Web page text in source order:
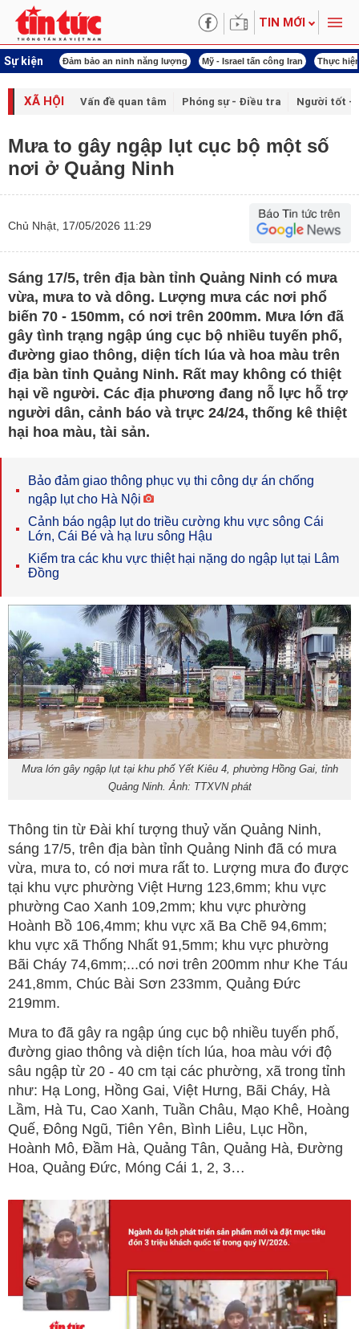
TIN MỚI
Sự kiện
khóa XVI Đảm bảo an ninh năng lượng Mỹ - Israel tấn công Iran Thực
XÃ HỘI Vấn đề quan tâm Phóng sự - Điều tra Người tốt -
Mưa to gây ngập lụt cục bộ một số
nơi ở Quảng Ninh
Chủ Nhật, 17/05/2026 11:29
Sáng 17/5, trên địa bàn tỉnh Quảng Ninh có mưa
vừa, mưa to và dông. Lượng mưa các nơi phổ
biến 70 - 150mm, có nơi trên 200mm. Mưa lớn đã
gây tình trạng ngập úng cục bộ nhiều tuyến phố,
đường giao thông, diện tích lúa và hoa màu trên
địa bàn tỉnh Quảng Ninh. Rất may không có thiệt
hại về người. Các địa phương đang nỗ lực hỗ trợ
người dân, cảnh báo và trực 24/24, thống kê thiệt
hại hoa màu, tài sản.
Bảo đảm giao thông phục vụ thi công dự án chống
ngập lụt cho Hà Nội
Cảnh báo ngập lụt do triều cường khu vực sông Cái
Lớn, Cái Bé và hạ lưu sông Hậu
Kiểm tra các khu vực thiệt hại nặng do ngập lụt tại Lâm
Đồng
Mưa lớn gây ngập lụt tại khu phố Yết Kiêu 4, phường Hồng Gai, tỉnh
Quảng Ninh. Ảnh: TTXVN phát
Thông tin từ Đài khí tượng thuỷ văn Quảng Ninh,
sáng 17/5, trên địa bàn tỉnh Quảng Ninh đã có mưa
vừa, mưa to, có nơi mưa rất to. Lượng mưa đo được
tại khu vực phường Việt Hưng 123,6mm; khu vực
phường Cao Xanh 109,2mm; khu vực phường
Hoành Bồ 106,4mm; khu vực xã Ba Chẽ 94,6mm;
khu vực xã Thống Nhất 91,5mm; khu vực phường
Bãi Cháy 74,6mm;...có nơi trên 200mm như Khe Táu
241,8mm, Chúc Bài Sơn 233mm, Quảng Đức
219mm.
Mưa to đã gây ra ngập úng cục bộ nhiều tuyến phố,
đường giao thông và diện tích lúa, hoa màu với độ
sâu ngập từ 20 - 40 cm tại các phường, xã trong tỉnh
như: Hạ Long, Hồng Gai, Việt Hưng, Bãi Cháy, Hà
Lầm, Hà Tu, Cao Xanh, Tuần Châu, Mạo Khê, Hoàng
Quế, Đông Ngũ, Tiên Yên, Bình Liêu, Lục Hồn,
Hoành Mô, Đầm Hà, Quảng Tân, Quảng Hà, Đường
Hoa, Quảng Đức, Móng Cái 1, 2, 3…